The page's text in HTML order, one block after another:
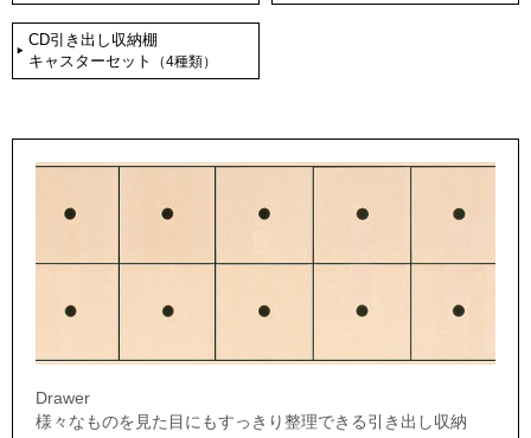
CD引き出し収納棚
キャスターセット
（4種類）
Drawer
様々なものを見た目にもすっきり整理できる引き出し収納